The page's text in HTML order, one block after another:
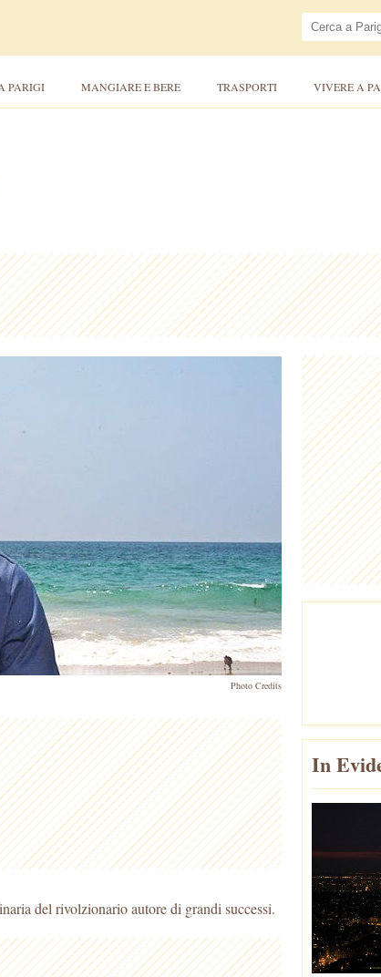
PARIGI MANGIARE E BERE TRASPORTI VIVERE A
Photo Credits
del rivolzionario autore di grandi successi.
In